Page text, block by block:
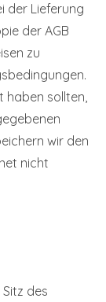
der Lieferung
der AGB
zu
haben sollten,
wir den
nicht
des